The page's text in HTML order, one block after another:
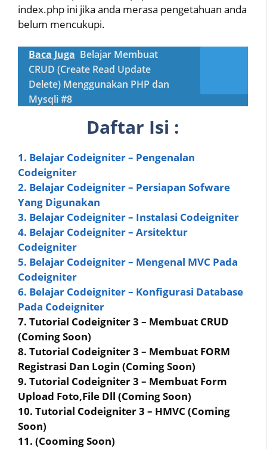
index.php ini jika anda merasa pengetahuan anda
belum mencukupi.
Baca Juga Belajar Membuat
CRUD (Create Read Update
Delete) Menggunakan PHP dan
Mysqli #8
Daftar Isi :
1. Belajar Codeigniter – Pengenalan
Codeigniter
2. Belajar Codeigniter – Persiapan Sofware
Yang Digunakan
3. Belajar Codeigniter – Instalasi Codeigniter
4. Belajar Codeigniter – Arsitektur
Codeigniter
5. Belajar Codeigniter – Mengenal MVC Pada
Codeigniter
6. Belajar Codeigniter – Konfigurasi Database
Pada Codeigniter
7. Tutorial Codeigniter 3 – Membuat CRUD
(Coming Soon)
8. Tutorial Codeigniter 3 – Membuat FORM
Registrasi Dan Login (Coming Soon)
9. Tutorial Codeigniter 3 – Membuat Form
Upload Foto,File Dll (Coming Soon)
10. Tutorial Codeigniter 3 – HMVC (Coming
Soon)
11. (Cooming Soon)